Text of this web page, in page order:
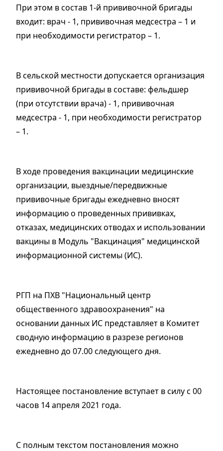
При этом в состав 1-й прививочной бригады
входит: врач - 1, прививочная медсестра – 1 и
при необходимости регистратор – 1.
В сельской местности допускается организация
прививочной бригады в составе: фельдшер
(при отсутствии врача) - 1, прививочная
медсестра - 1, при необходимости регистратор
– 1.
В ходе проведения вакцинации медицинские
организации, выездные/передвижные
прививочные бригады ежедневно вносят
информацию о проведенных прививках,
отказах, медицинских отводах и использовании
вакцины в Модуль "Вакцинация" медицинской
информационной системы (ИС).
РГП на ПХВ "Национальный центр
общественного здравоохранения" на
основании данных ИС представляет в Комитет
сводную информацию в разрезе регионов
ежедневно до 07.00 следующего дня.
Настоящее постановление вступает в силу с 00
часов 14 апреля 2021 года.
С полным текстом постановления можно